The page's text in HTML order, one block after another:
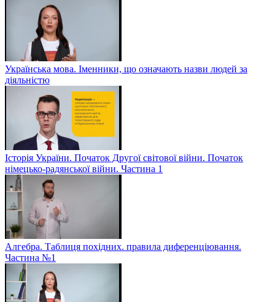
Українська мова. Іменники, що означають назви людей за
діяльністю
Історія України. Початок Другої світової війни. Початок
німецько-радянської війни. Частина 1
Алгебра. Таблиця похідних. правила диференціювання.
Частина №1